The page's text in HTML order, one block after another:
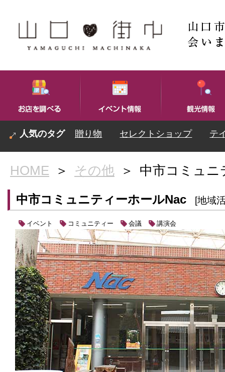
贈り物 セレクトショップ テ
HOME ＞ その他 ＞ 中市コミュニ
中市コミュニティーホールNac [地域
イベント コミュニティー 会議 講演会